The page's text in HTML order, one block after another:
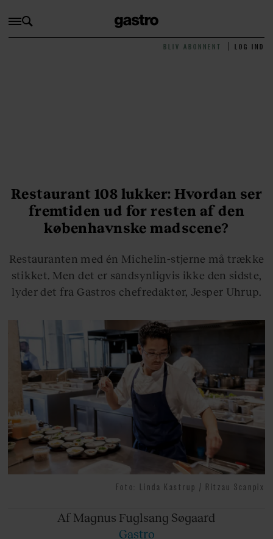
BLIV ABONNENT LOG IND
Restaurant 108 lukker: Hvordan ser
fremtiden ud for resten af den
københavnske madscene?
Restauranten med én Michelin-stjerne må trække
stikket. Men det er sandsynligvis ikke den sidste,
lyder det fra Gastros chefredaktør, Jesper Uhrup.
Foto: Linda Kastrup / Ritzau Scanpix
Af Magnus Fuglsang Søgaard
Gastro